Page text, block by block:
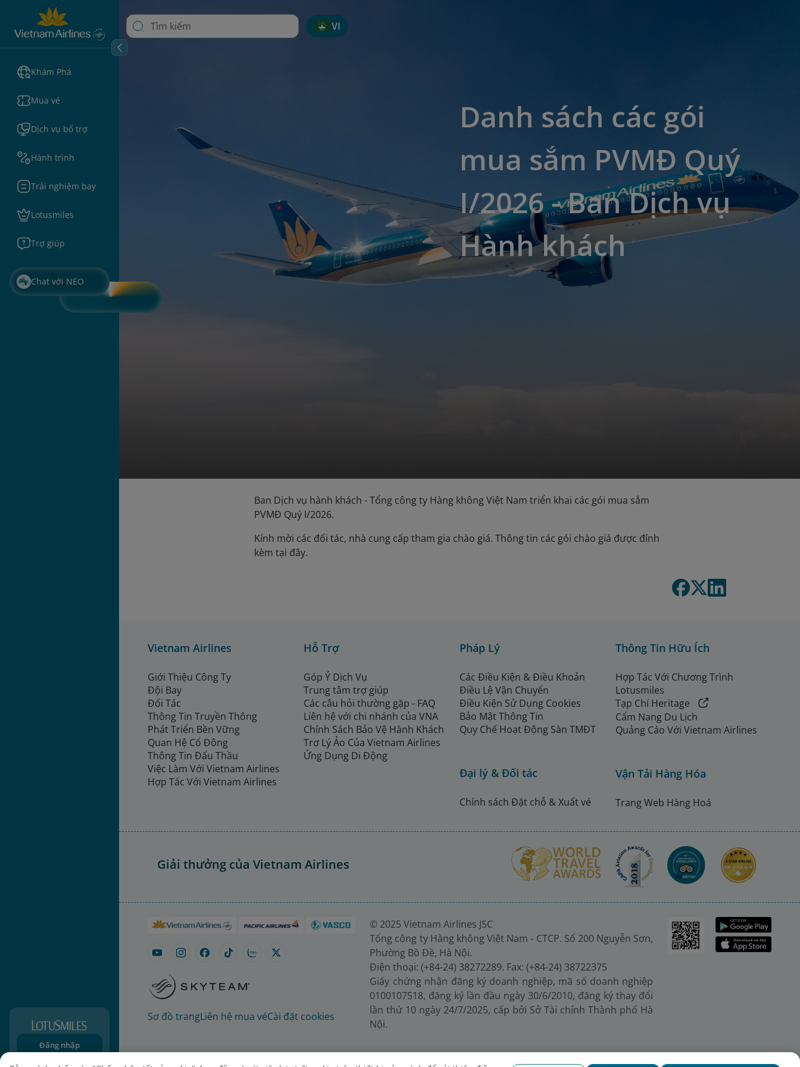
Khám Phá
Mua vé
Dịch vụ bổ trợ
Hành trình
Trải nghiệm bay
Lotusmiles
Trợ giúp
Chat với NEO
Đăng nhập
VI
Danh sách các gói
mua sắm PVMĐ Quý
I/2026 - Ban Dịch vụ
Hành khách
Ban Dịch vụ hành khách - Tổng công ty Hàng không Việt Nam triển khai các gói mua sắm
PVMĐ Quý I/2026.
Kính mời các đối tác, nhà cung cấp tham gia chào giá. Thông tin các gói chào giá được đính
kèm tại đây.
Vietnam Airlines
Giới Thiệu Công Ty
Đội Bay
Đối Tác
Thông Tin Truyền Thông
Phát Triển Bền Vững
Quan Hệ Cổ Đông
Thông Tin Đấu Thầu
Việc Làm Với Vietnam Airlines
Hợp Tác Với Vietnam Airlines
Hỗ Trợ
Góp Ý Dịch Vụ
Trung tâm trợ giúp
Các câu hỏi thường gặp - FAQ
Liên hệ với chi nhánh của VNA
Chính Sách Bảo Vệ Hành Khách
Trợ Lý Ảo Của Vietnam Airlines
Ứng Dụng Di Động
Pháp Lý
Các Điều Kiện & Điều Khoản
Điều Lệ Vận Chuyển
Điều Kiện Sử Dụng Cookies
Bảo Mật Thông Tin
Quy Chế Hoạt Động Sàn TMĐT
Đại lý & Đối tác
Chính sách Đặt chỗ & Xuất vé
Thông Tin Hữu Ích
Hợp Tác Với Chương Trình
Lotusmiles
Tạp Chí Heritage
Cẩm Nang Du Lịch
Quảng Cáo Với Vietnam Airlines
Vận Tải Hàng Hóa
Trang Web Hàng Hoá
Giải thưởng của Vietnam Airlines
Sơ đồ trangLiên hệ mua véCài đặt cookies
© 2025 Vietnam Airlines JSC
Tổng công ty Hàng không Việt Nam - CTCP. Số 200 Nguyễn Sơn,
Phường Bồ Đề, Hà Nội.
Điện thoại: (+84-24) 38272289. Fax: (+84-24) 38722375
Giấy chứng nhận đăng ký doanh nghiệp, mã số doanh nghiệp
0100107518, đăng ký lần đầu ngày 30/6/2010, đăng ký thay đổi
lần thứ 10 ngày 24/7/2025, cấp bởi Sở Tài chính Thành phố Hà
Nội.